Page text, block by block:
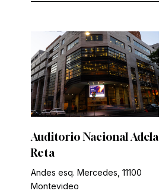
Auditorio Nacional Adela
Reta
Andes esq. Mercedes, 11100
Montevideo